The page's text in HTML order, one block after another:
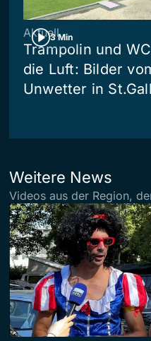
3 Min
Aktuell
Trampolin und
die Luft: Bilder
Unwetter in
Weitere News
Videos aus der Region,